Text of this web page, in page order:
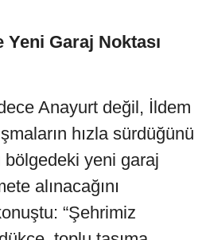
Garaj Noktası
Anayurt değil, İldem
hızla sürdüğünü
bölgedeki yeni garaj
alınacağını
“Şehrimiz